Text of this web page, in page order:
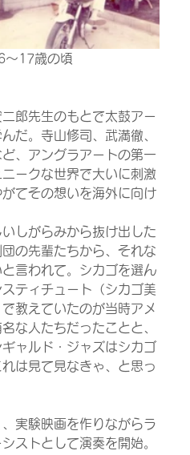
17歳の頃
郎先生のもとで太鼓アー
だ。寺山修司、武満徹、
、アングラアートの第一
ークな世界で大いに刺激
てその想いを海外に向け
いしがらみから抜け出した
の先輩たちから、それな
言われて。シカゴを選ん
ティチュート（シカゴ美
教えていたのが当時アメ
な人たちだったことと、
ャルド・ジャズはシカゴ
は見て見なきゃ、と思っ
実験映画を作りながらラ
ストとして演奏を開始。